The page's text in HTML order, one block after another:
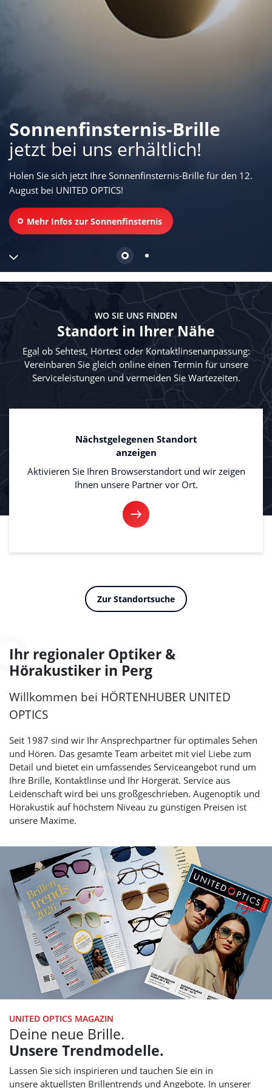
Sonnenfinsternis-Brille
jetzt bei uns erhältlich!
Holen Sie sich jetzt Ihre Sonnenfinsternis-Brille für den 12.
August bei UNITED OPTICS!
Mehr Infos zur Sonnenfinsternis
WO SIE UNS FINDEN
Standort in Ihrer Nähe
Egal ob Sehtest, Hörtest oder Kontaktlinsenanpassung:
Vereinbaren Sie gleich online einen Termin für unsere
Serviceleistungen und vermeiden Sie Wartezeiten.
Nächstgelegenen Standort
anzeigen
Aktivieren Sie Ihren Browserstandort und wir zeigen
Ihnen unsere Partner vor Ort.
Zur Standortsuche
Ihr regionaler Optiker &
Hörakustiker in Perg
Willkommen bei HÖRTENHUBER UNITED
OPTICS
Seit 1987 sind wir Ihr Ansprechpartner für optimales Sehen
und Hören. Das gesamte Team arbeitet mit viel Liebe zum
Detail und bietet ein umfassendes Serviceangebot rund um
Ihre Brille, Kontaktlinse und Ihr Hörgerät. Service aus
Leidenschaft wird bei uns großgeschrieben. Augenoptik und
Hörakustik auf höchstem Niveau zu günstigen Preisen ist
unsere Maxime.
UNITED OPTICS MAGAZIN
Deine neue Brille.
Unsere Trendmodelle.
Lassen Sie sich inspirieren und tauchen Sie ein in
unsere aktuellsten Brillentrends und Angebote. In unserer